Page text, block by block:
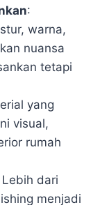
:
warna,
nuansa
tetapi
yang
visual,
rumah
Lebih dari
menjadi